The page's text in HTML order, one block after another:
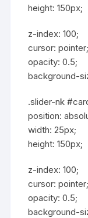
height: 150px;
z-index: 100;
cursor: pointer;
opacity: 0.5;
background-
.slider-nk
position:
width: 25px;
height: 150px;
z-index: 100;
cursor: pointer;
opacity: 0.5;
background-